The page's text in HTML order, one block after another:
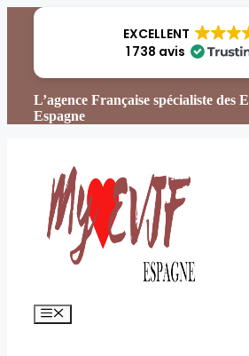
Aller
EXCELLENT
1 738 avis
L’agence Française spécialiste des
Espagne
Menu